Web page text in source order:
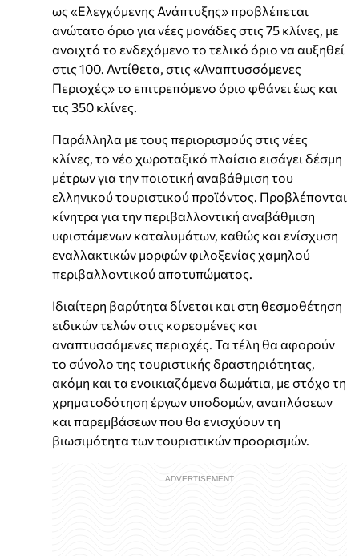
ως «Ελεγχόμενης Ανάπτυξης» προβλέπεται
ανώτατο όριο για νέες μονάδες στις 75 κλίνες, με
ανοιχτό το ενδεχόμενο το τελικό όριο να αυξηθεί
στις 100. Αντίθετα, στις «Αναπτυσσόμενες
Περιοχές» το επιτρεπόμενο όριο φθάνει έως και
τις 350 κλίνες.
Παράλληλα με τους περιορισμούς στις νέες
κλίνες, το νέο χωροταξικό πλαίσιο εισάγει δέσμη
μέτρων για την ποιοτική αναβάθμιση του
ελληνικού τουριστικού προϊόντος. Προβλέπονται
κίνητρα για την περιβαλλοντική αναβάθμιση
υφιστάμενων καταλυμάτων, καθώς και ενίσχυση
εναλλακτικών μορφών φιλοξενίας χαμηλού
περιβαλλοντικού αποτυπώματος.
Ιδιαίτερη βαρύτητα δίνεται και στη θεσμοθέτηση
ειδικών τελών στις κορεσμένες και
αναπτυσσόμενες περιοχές. Τα τέλη θα αφορούν
το σύνολο της τουριστικής δραστηριότητας,
ακόμη και τα ενοικιαζόμενα δωμάτια, με στόχο τη
χρηματοδότηση έργων υποδομών, αναπλάσεων
και παρεμβάσεων που θα ενισχύουν τη
βιωσιμότητα των τουριστικών προορισμών.